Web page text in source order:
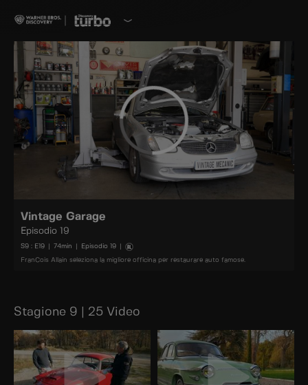
Vintage Garage
Episodio 19
S9 : E19 74min Episodio 19
FranCois Allain seleziona la migliore officina per restaurare auto famose.
Stagione 9 | 25 Video